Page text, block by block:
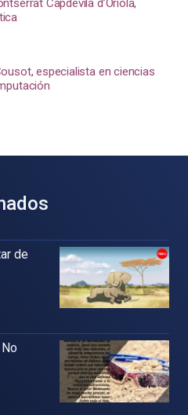
especialista en ciencias
de